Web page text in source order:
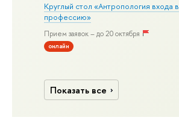
Круглый стол «Антропология входа в
профессию»
Прием заявок – до 20 октября
онлайн
Показать все